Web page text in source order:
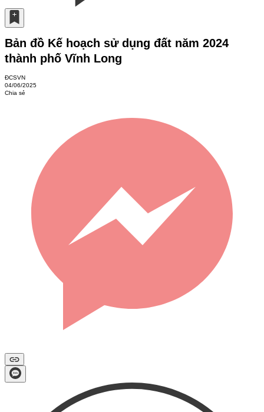
Bản đồ Kế hoạch sử dụng đất năm 2024
thành phố Vĩnh Long
ĐCSVN
04/06/2025
Chia sẻ